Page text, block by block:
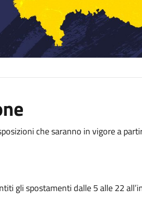
che saranno in vigore a
gli spostamenti dalle 5 alle 22